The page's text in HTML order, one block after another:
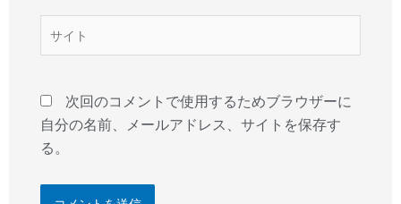
*
次回のコメントで使用するためブラウザーに
自分の名前、メールアドレス、サイトを保存す
る。